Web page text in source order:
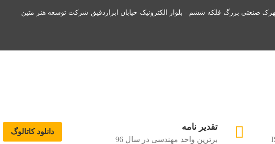
صنعتی بزرگ-فلکه ششم - بلوار الکترونیک-خیابان ابزاردقیق-شرکت توسعه هنر متین
تقدیر نامه
برترین واحد مهندسی در سال 96
دانلود کاتالوگ